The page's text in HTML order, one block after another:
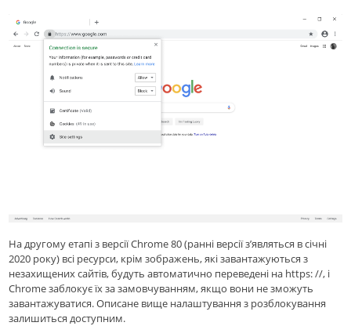
На другому етапі з версії Chrome 80 (ранні версії з’являться в січні
2020 року) всі ресурси, крім зображень, які завантажуються з
незахищених сайтів, будуть автоматично переведені на https: //, і
Chrome заблокує їх за замовчуванням, якщо вони не зможуть
завантажуватися. Описане вище налаштування з розблокування
залишиться доступним.